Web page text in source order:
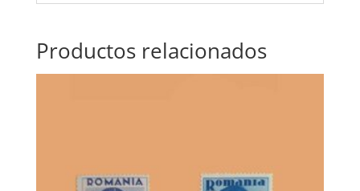
Productos relacionados